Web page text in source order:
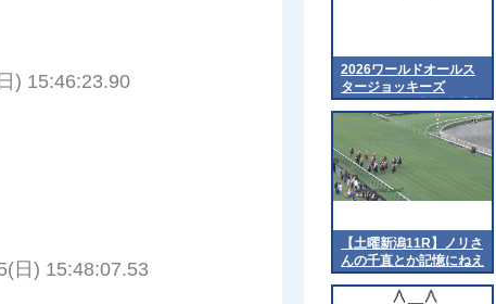
) 15:46:23.90
日) 15:48:07.53
2026ワールドオールス
タージョッキーズ
（WASJ）の出場騎手決
【土曜新潟11R】ノリさ
んの千直とか記憶にねえ
な